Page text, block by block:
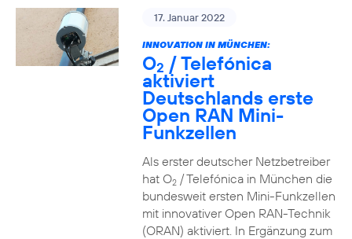
17. Januar 2022
INNOVATION IN MÜNCHEN:
O2 / Telefónica
aktiviert
Deutschlands erste
Open RAN Mini-
Funkzellen
Als erster deutscher Netzbetreiber
hat O2/ Telefónica in München die
bundesweit ersten Mini-Funkzellen
mit innovativer Open RAN-Technik
(ORAN) aktiviert. In Ergänzung zum